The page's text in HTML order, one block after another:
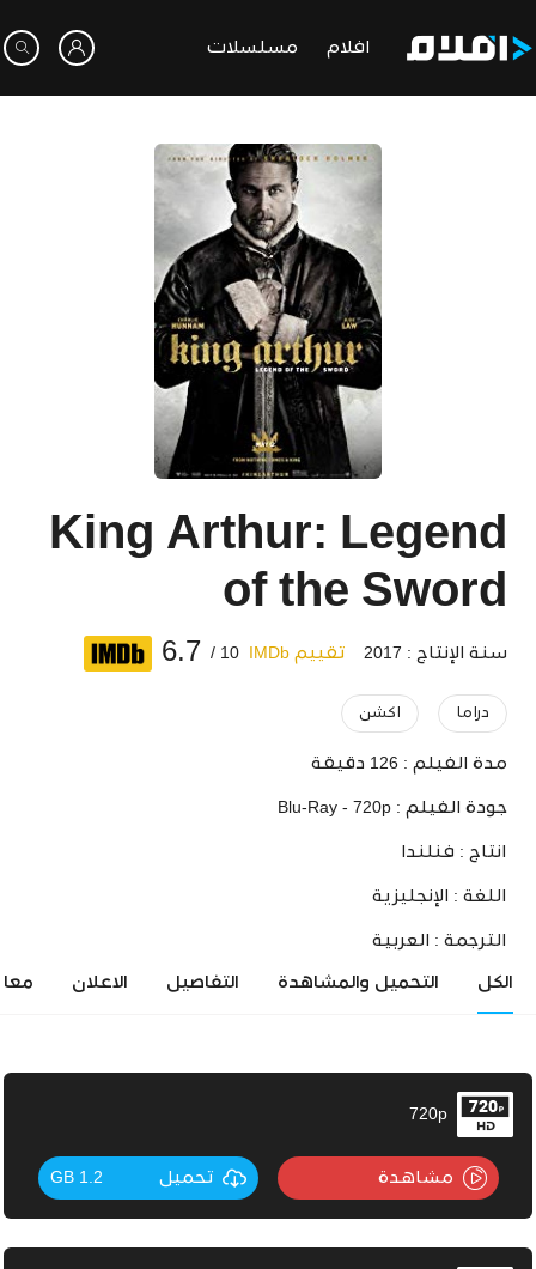
افلام مسلسلات
King Arthur: Legend
of the Sword
سنة الإنتاج : 2017 تقييم IMDb 10 /
6.7
دراما اكشن
مدة الفيلم : 126 دقيقة
جودة الفيلم : Blu-Ray - 720p
انتاج : فنلندا
اللغة : الإنجليزية
الترجمة : العربية
الكل التحميل والمشاهدة التفاصيل الاعلان
720p
مشاهدة تحميل 1.2 GB